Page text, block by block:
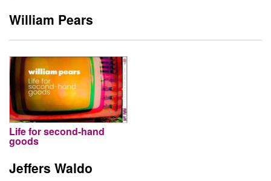
William Pears
Life for second-hand
goods
Jeffers Waldo